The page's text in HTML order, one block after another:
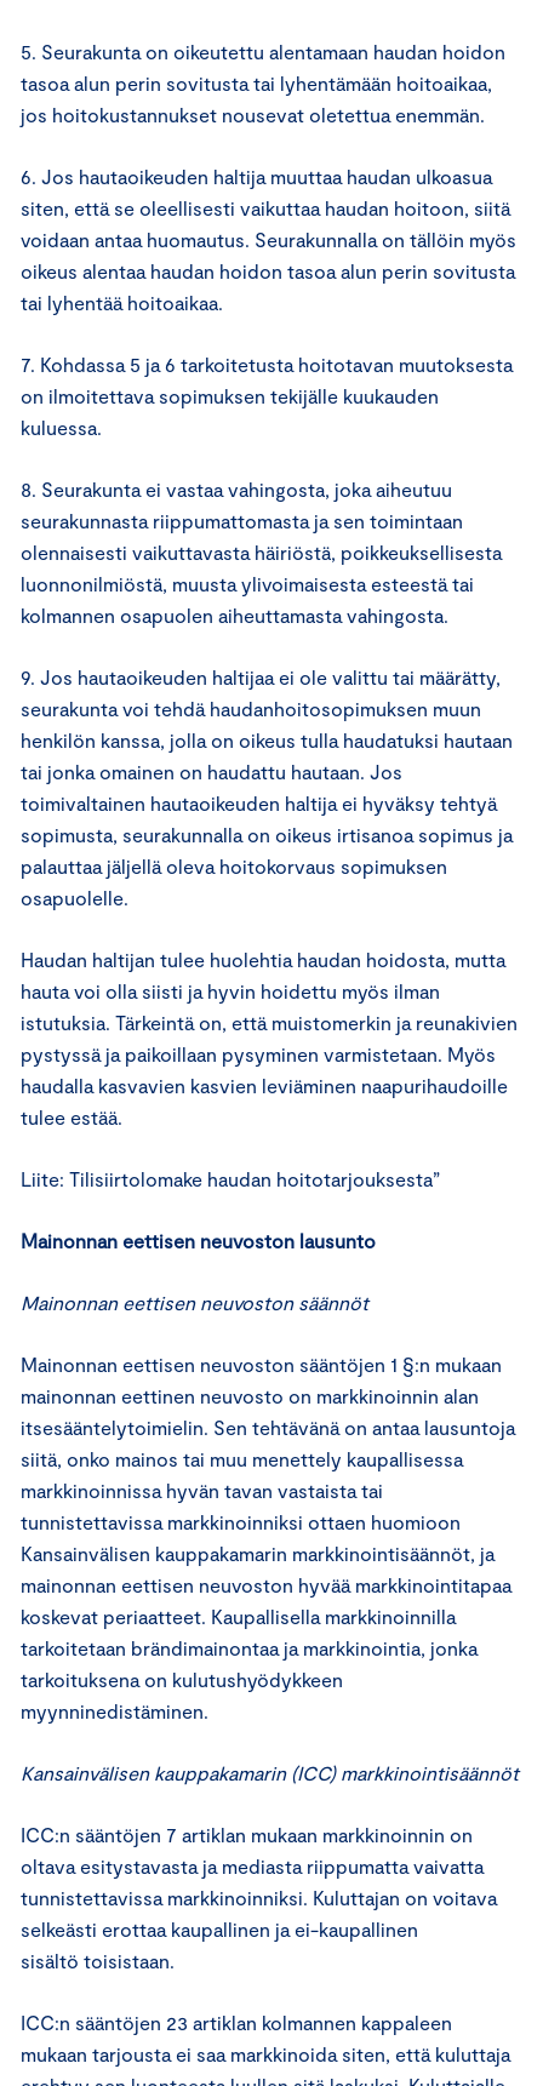
5. Seurakunta on oikeutettu alentamaan haudan hoidon
tasoa alun perin sovitusta tai lyhentämään hoitoaikaa,
jos hoitokustannukset nousevat oletettua enemmän.
6. Jos hautaoikeuden haltija muuttaa haudan ulkoasua
siten, että se oleellisesti vaikuttaa haudan hoitoon, siitä
voidaan antaa huomautus. Seurakunnalla on tällöin myös
oikeus alentaa haudan hoidon tasoa alun perin sovitusta
tai lyhentää hoitoaikaa.
7. Kohdassa 5 ja 6 tarkoitetusta hoitotavan muutoksesta
on ilmoitettava sopimuksen tekijälle kuukauden
kuluessa.
8. Seurakunta ei vastaa vahingosta, joka aiheutuu
seurakunnasta riippumattomasta ja sen toimintaan
olennaisesti vaikuttavasta häiriöstä, poikkeuksellisesta
luonnonilmiöstä, muusta ylivoimaisesta esteestä tai
kolmannen osapuolen aiheuttamasta vahingosta.
9. Jos hautaoikeuden haltijaa ei ole valittu tai määrätty,
seurakunta voi tehdä haudanhoitosopimuksen muun
henkilön kanssa, jolla on oikeus tulla haudatuksi hautaan
tai jonka omainen on haudattu hautaan. Jos
toimivaltainen hautaoikeuden haltija ei hyväksy tehtyä
sopimusta, seurakunnalla on oikeus irtisanoa sopimus ja
palauttaa jäljellä oleva hoitokorvaus sopimuksen
osapuolelle.
Haudan haltijan tulee huolehtia haudan hoidosta, mutta
hauta voi olla siisti ja hyvin hoidettu myös ilman
istutuksia. Tärkeintä on, että muistomerkin ja reunakivien
pystyssä ja paikoillaan pysyminen varmistetaan. Myös
haudalla kasvavien kasvien leviäminen naapurihaudoille
tulee estää.
Liite: Tilisiirtolomake haudan hoitotarjouksesta”
Mainonnan eettisen neuvoston lausunto
Mainonnan eettisen neuvoston säännöt
Mainonnan eettisen neuvoston sääntöjen 1 §:n mukaan
mainonnan eettinen neuvosto on markkinoinnin alan
itsesääntelytoimielin. Sen tehtävänä on antaa lausuntoja
siitä, onko mainos tai muu menettely kaupallisessa
markkinoinnissa hyvän tavan vastaista tai
tunnistettavissa markkinoinniksi ottaen huomioon
Kansainvälisen kauppakamarin markkinointisäännöt, ja
mainonnan eettisen neuvoston hyvää markkinointitapaa
koskevat periaatteet. Kaupallisella markkinoinnilla
tarkoitetaan brändimainontaa ja markkinointia, jonka
tarkoituksena on kulutushyödykkeen
myynninedistäminen.
Kansainvälisen kauppakamarin (ICC) markkinointisäännöt
ICC:n sääntöjen 7 artiklan mukaan markkinoinnin on
oltava esitystavasta ja mediasta riippumatta vaivatta
tunnistettavissa markkinoinniksi. Kuluttajan on voitava
selkeästi erottaa kaupallinen ja ei-kaupallinen
sisältö toisistaan.
ICC:n sääntöjen 23 artiklan kolmannen kappaleen
mukaan tarjousta ei saa markkinoida siten, että kuluttaja